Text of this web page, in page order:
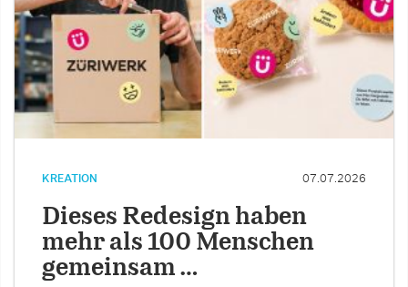
KREATION 07.07.2026
Dieses Redesign haben
mehr als 100 Menschen
gemeinsam …